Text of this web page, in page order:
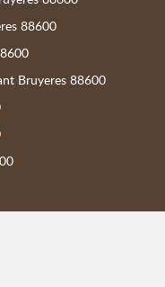
88600
Bruyeres 88600